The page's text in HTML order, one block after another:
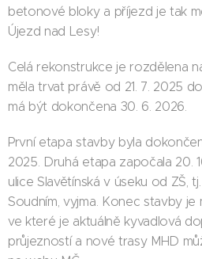
betonové bloky a příjezd je tak
Újezd nad Lesy!
Celá rekonstrukce je rozdělena
měla trvat právě od 21. 7. 2025
má být dokončena 30. 6. 2026.
První etapa stavby byla
2025. Druhá etapa započala 20.
ulice Slavětínská v úseku od ZŠ,
Soudním, vyjma. Konec stavby je
ve které je aktuálně kyvadlová
průjezností a nové trasy MHD